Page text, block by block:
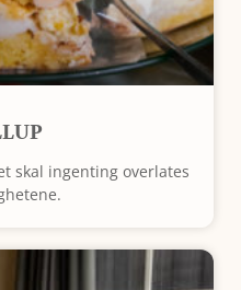
skal ingenting overlates